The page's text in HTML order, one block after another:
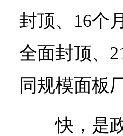
封顶、16个
全面封顶、
同规模面板
快，是